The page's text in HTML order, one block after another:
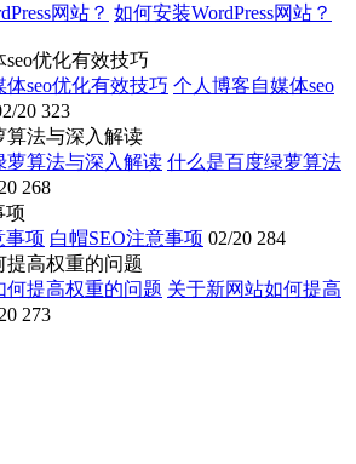
如何安装WordPress网站？
优化有效技巧
个人博客自媒体seo
20 323
算法与深入解读
什么是百度绿萝算法
268
项
白帽SEO注意事项 02/20 284
提高权重的问题
关于新网站如何提高
273